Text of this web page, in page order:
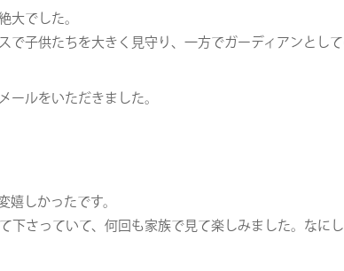
でした。
子供たちを大きく見守り、一方でガーディアンとし
ルをいただきました。
しかったです。
さっていて、何回も家族で見て楽しみました。なに